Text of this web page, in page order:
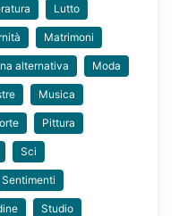
Lutto
Matrimoni
alternativa Moda
Musica
Pittura
Sci
Sentimenti
Studio